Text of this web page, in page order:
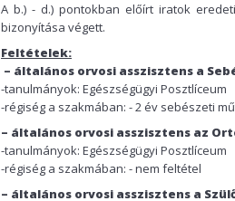
A b.) - d.) pontokban előírt iratok
bizonyítása végett.
Feltételek:
– általános orvosi asszisztens a
-tanulmányok: Egészségügyi Posztlíceum
-régiség a szakmában: - 2 év sebészeti
– általános orvosi asszisztens az
-tanulmányok: Egészségügyi Posztlíceum
-régiség a szakmában: - nem feltétel
– általános orvosi asszisztens a